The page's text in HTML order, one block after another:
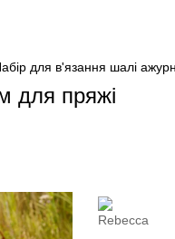
для в'язання шалі
для пряжі